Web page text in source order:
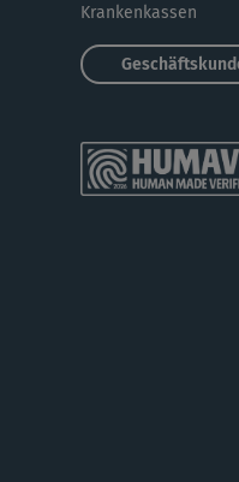
Krankenkassen